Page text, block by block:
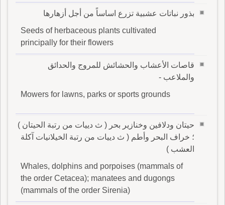
بذور نباتات عشبية تزرع اساساً من أجل أزهارها
Seeds of herbaceous plants cultivated
principally for their flowers
قاصات الأعشاب والحشائش للمروج والحدائق
والملاعب -
Mowers for lawns, parks or sports grounds
حيتان ودلافين وخنازير بحر ( ث دييات من رتبة الحيتان )
؛ خراف البحر وأطم ( ث دييات من رتبة الخيلانيات آكلة
العشب )
Whales, dolphins and porpoises (mammals of
the order Cetacea); manatees and dugongs
(mammals of the order Sirenia)